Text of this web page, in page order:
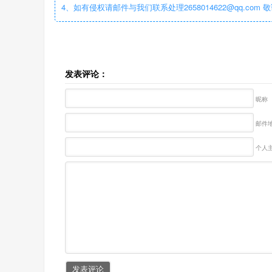
4、如有侵权请邮件与我们联系处理2658014622@qq.com 敬
发表评论：
昵称
邮件
个人